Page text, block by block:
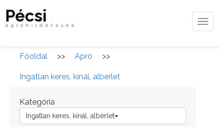
Pécsi
apróhirdetések
Főoldal >> Apró >>
Ingatlan keres, kínál, albérlet
Kategória
Ingatlan keres, kínál, albérlet